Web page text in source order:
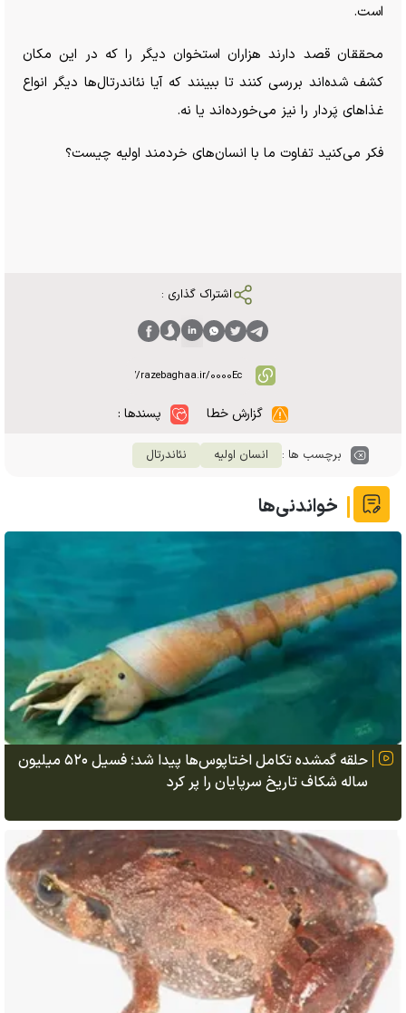
است.
محققان قصد دارند هزاران استخوان دیگر را که در این مکان
کشف شده‌اند بررسی کنند تا ببینند که آیا نئاندرتال‌ها دیگر انواع
غذا‌های پَردار را نیز می‌خورده‌اند یا نه.
فکر می‌کنید تفاوت ما با انسان‌های خردمند اولیه چیست؟
اشتراک گذاری :
گزارش خطا پسندها :
برچسب ها : انسان اولیه نئاندرتال
خواندنی‌ها
حلقه گمشده تکامل اختاپوس‌ها پیدا شد؛ فسیل ۵۲۰ میلیون
ساله شکاف تاریخ سرپایان را پر کرد